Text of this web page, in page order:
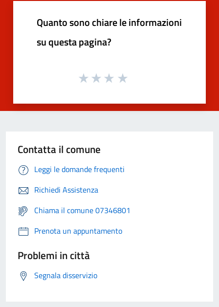
Quanto sono chiare le informazioni
su questa pagina?
Contatta il comune
Leggi le domande frequenti
Richiedi Assistenza
Chiama il comune 07346801
Prenota un appuntamento
Problemi in città
Segnala disservizio